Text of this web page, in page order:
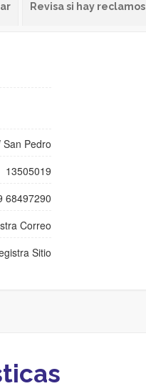
Revisa si hay reclamos
San Pedro
13505019
68497290
Correo
Sitio